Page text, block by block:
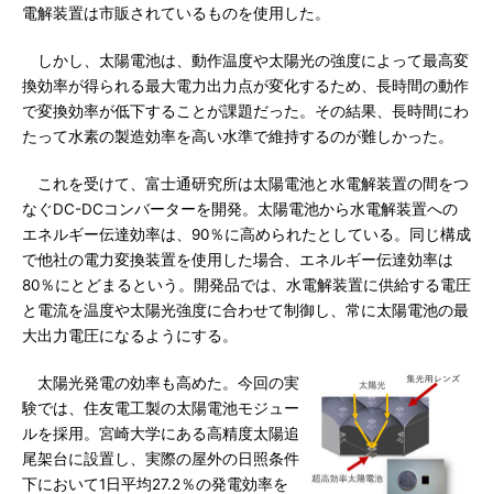
電解装置は市販されているものを使用した。
しかし、太陽電池は、動作温度や太陽光の強度によって最高変
換効率が得られる最大電力出力点が変化するため、長時間の動作
で変換効率が低下することが課題だった。その結果、長時間にわ
たって水素の製造効率を高い水準で維持するのが難しかった。
これを受けて、富士通研究所は太陽電池と水電解装置の間をつ
なぐDC-DCコンバーターを開発。太陽電池から水電解装置への
エネルギー伝達効率は、90％に高められたとしている。同じ構成
で他社の電力変換装置を使用した場合、エネルギー伝達効率は
80％にとどまるという。開発品では、水電解装置に供給する電圧
と電流を温度や太陽光強度に合わせて制御し、常に太陽電池の最
大出力電圧になるようにする。
太陽光発電の効率も高めた。今回の実
験では、住友電工製の太陽電池モジュー
ルを採用。宮崎大学にある高精度太陽追
尾架台に設置し、実際の屋外の日照条件
下において1日平均27.2％の発電効率を